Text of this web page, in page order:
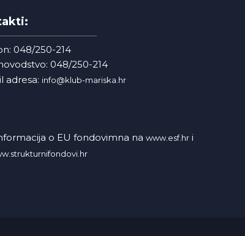
048/250-214
048/250-214
adresa: info@klub-mariska.hr
o EU fondovimna na www.esf.hr i